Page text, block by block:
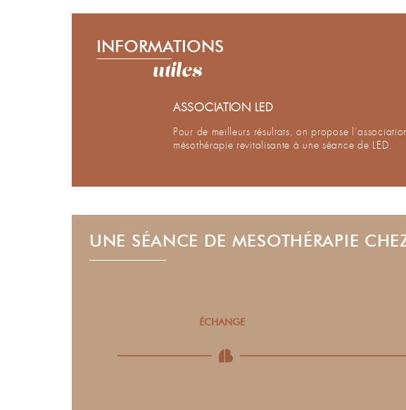
INFORMATIONS
utiles
ASSOCIATION LED
Pour de meilleurs résultats, on propose
mésothérapie revitalisante à une séance de LED.
UNE SÉANCE DE MESOTHÉRAPIE
ÉCHANGE